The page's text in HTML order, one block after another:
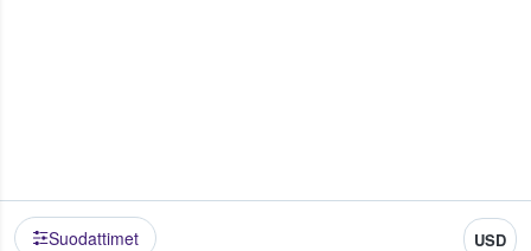
Suodattimet USD